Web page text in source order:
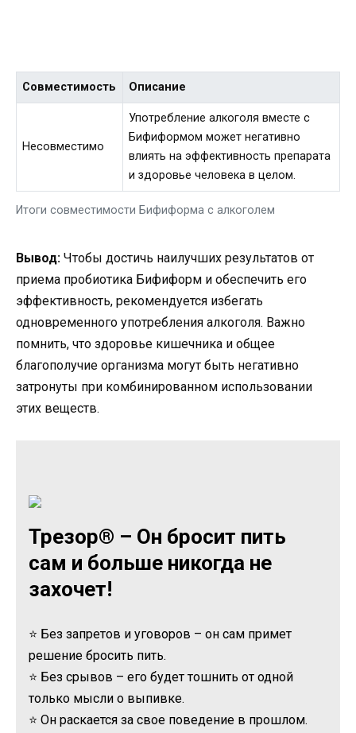
Итоги совместимости Бифиформа с алкоголем
Совместимость Описание
Несовместимо
Употребление алкоголя вместе с
Бифиформом может негативно
влиять на эффективность препарата
и здоровье человека в целом.
Вывод: Чтобы достичь наилучших результатов от
приема пробиотика Бифиформ и обеспечить его
эффективность, рекомендуется избегать
одновременного употребления алкоголя. Важно
помнить, что здоровье кишечника и общее
благополучие организма могут быть негативно
затронуты при комбинированном использовании
этих веществ.
Трезор® – Он бросит пить
сам и больше никогда не
захочет!
⭐ Без запретов и уговоров – он сам примет
решение бросить пить.
⭐ Без срывов – его будет тошнить от одной
только мысли о выпивке.
⭐ Он раскается за свое поведение в прошлом.